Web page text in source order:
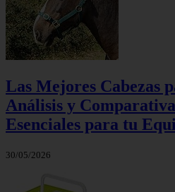
Las Mejores Cabezas
Análisis y
Esenciales para tu
30/05/2026